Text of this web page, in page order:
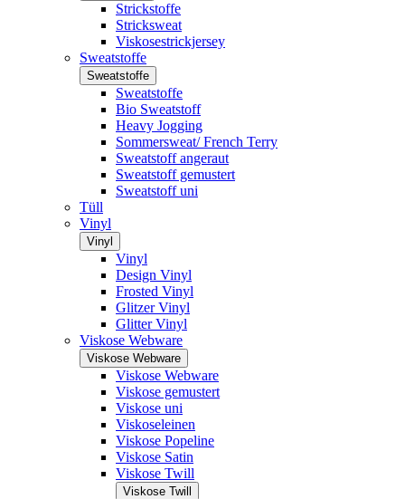
Strickstoffe
Stricksweat
Viskosestrickjersey
Sweatstoffe
Sweatstoffe
Sweatstoffe
Bio Sweatstoff
Heavy Jogging
Sommersweat/ French Terry
Sweatstoff angeraut
Sweatstoff gemustert
Sweatstoff uni
Tüll
Vinyl
Vinyl
Vinyl
Design Vinyl
Frosted Vinyl
Glitzer Vinyl
Glitter Vinyl
Viskose Webware
Viskose Webware
Viskose Webware
Viskose gemustert
Viskose uni
Viskoseleinen
Viskose Popeline
Viskose Satin
Viskose Twill
Viskose Twill